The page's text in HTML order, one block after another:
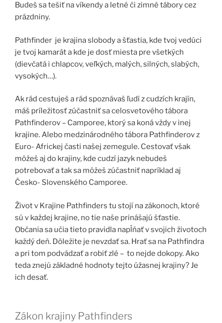
Budeš sa tešiť na víkendy a letné či zimné tábory cez
prázdniny.
Pathfinder je krajina slobody a šťastia, kde tvoj vedúci
je tvoj kamarát a kde je dosť miesta pre všetkých
(dievčatá i chlapcov, veľkých, malých, silných, slabých,
vysokých…).
Ak rád cestuješ a rád spoznávaš ľudí z cudzích krajín,
máš príležitosť zúčastniť sa celosvetového tábora
Pathfinderov – Camporee, ktorý sa koná vždy v inej
krajine. Alebo medzinárodného tábora Pathfinderov z
Euro- Africkej časti našej zemegule. Cestovať však
môžeš aj do krajiny, kde cudzí jazyk nebudeš
potrebovať a tak sa môžeš zúčastniť napríklad aj
Česko- Slovenského Camporee.
Život v Krajine Pathfinders tu stojí na zákonoch, ktoré
sú v každej krajine, no tie naše prinášajú šťastie.
Občania sa učia tieto pravidla napĺňať v svojich životoch
každý deň. Dôležite je nevzdať sa. Hrať sa na Pathfindra
a pri tom podvádzať a robiť zlé – to nejde dokopy. Ako
teda znejú základné hodnoty tejto úžasnej krajiny? Je
ich desať.
Zákon krajiny Pathfinders